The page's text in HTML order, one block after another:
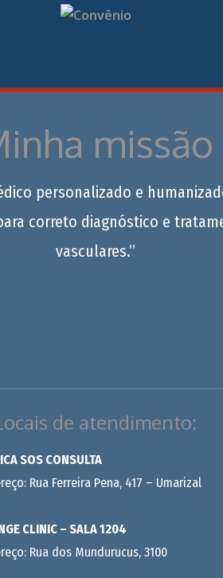
missão
personalizado e
correto diagnóstico e
vasculares.”
de atendimento:
SOS CONSULTA
Rua Ferreira Pena, 417 – Umarizal
CLINIC – SALA 1204
Rua dos Mundurucus, 3100